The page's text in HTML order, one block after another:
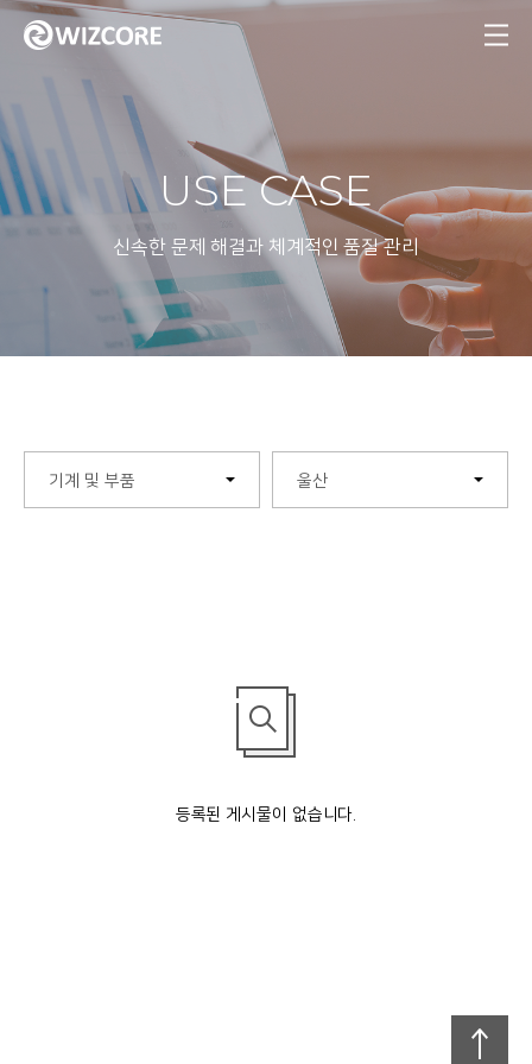
MENU
USE CASE
신속한 문제 해결과 체계적인 품질 관리
기계 및 부품 울산
등록된 게시물이 없습니다.